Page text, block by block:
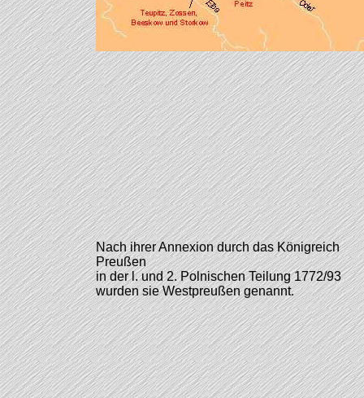
Nach ihrer Annexion durch das Königreich
Preußen
in der l. und 2. Polnischen Teilung 1772/93
wurden sie Westpreußen genannt.